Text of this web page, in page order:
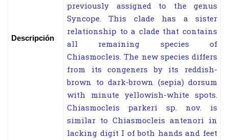
Descripción
previously assigned to the genus
Syncope. This clade has a sister
relationship to a clade that contains
all remaining species of
Chiasmocleis. The new species differs
from its congeners by its reddish-
brown to dark-brown (sepia) dorsum
with minute yellowish-white spots.
Chiasmocleis parkeri sp. nov. is
similar to Chiasmocleis antenori in
lacking digit I of both hands and feet